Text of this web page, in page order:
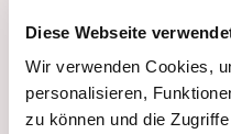
Diese Webseite
Wir verwenden Cookies,
personalisieren,
zu können und die